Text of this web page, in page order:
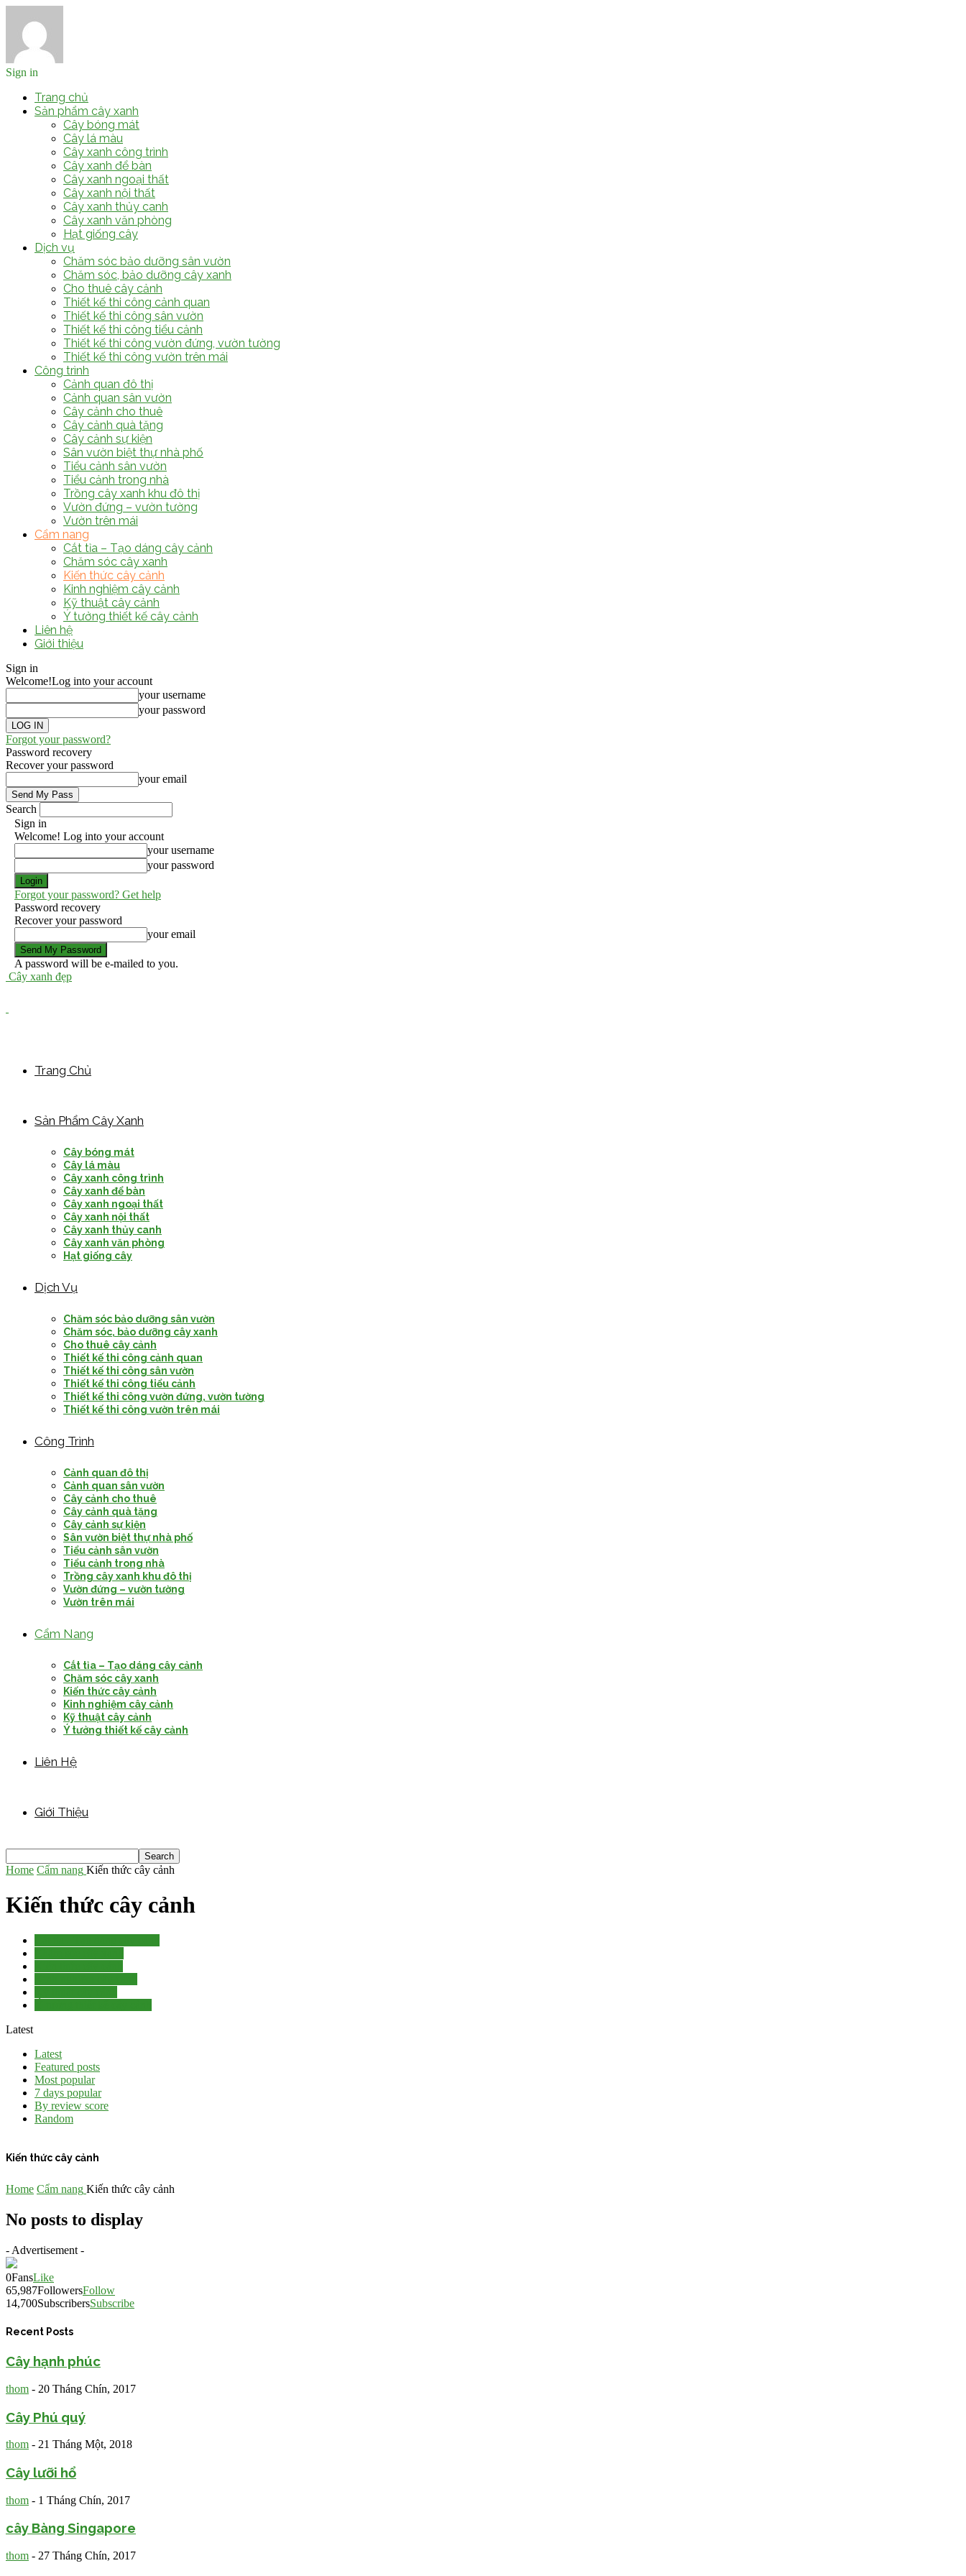
Sign in
Trang chủ
Sản phẩm cây xanh
Cây bóng mát
Cây lá màu
Cây xanh công trình
Cây xanh để bàn
Cây xanh ngoại thất
Cây xanh nội thất
Cây xanh thủy canh
Cây xanh văn phòng
Hạt giống cây
Dịch vụ
Chăm sóc bảo dưỡng sân vườn
Chăm sóc, bảo dưỡng cây xanh
Cho thuê cây cảnh
Thiết kế thi công cảnh quan
Thiết kế thi công sân vườn
Thiết kế thi công tiểu cảnh
Thiết kế thi công vườn đứng, vườn tường
Thiết kế thi công vườn trên mái
Công trình
Cảnh quan đô thị
Cảnh quan sân vườn
Cây cảnh cho thuê
Cây cảnh quà tặng
Cây cảnh sự kiện
Sân vườn biệt thự nhà phố
Tiểu cảnh sân vườn
Tiểu cảnh trong nhà
Trồng cây xanh khu đô thị
Vườn đứng – vườn tường
Vườn trên mái
Cẩm nang
Cắt tỉa – Tạo dáng cây cảnh
Chăm sóc cây xanh
Kiến thức cây cảnh
Kinh nghiệm cây cảnh
Kỹ thuật cây cảnh
Ý tưởng thiết kế cây cảnh
Liên hệ
Giới thiệu
Sign in
Welcome!Log into your account
your username
your password
Forgot your password?
Password recovery
Recover your password
your email
Search
Sign in
Welcome! Log into your account
your username
your password
Forgot your password? Get help
Password recovery
Recover your password
your email
A password will be e-mailed to you.
Cây xanh đẹp
Trang Chủ
Sản Phẩm Cây Xanh
Cây bóng mát
Cây lá màu
Cây xanh công trình
Cây xanh để bàn
Cây xanh ngoại thất
Cây xanh nội thất
Cây xanh thủy canh
Cây xanh văn phòng
Hạt giống cây
Dịch Vụ
Chăm sóc bảo dưỡng sân vườn
Chăm sóc, bảo dưỡng cây xanh
Cho thuê cây cảnh
Thiết kế thi công cảnh quan
Thiết kế thi công sân vườn
Thiết kế thi công tiểu cảnh
Thiết kế thi công vườn đứng, vườn tường
Thiết kế thi công vườn trên mái
Công Trình
Cảnh quan đô thị
Cảnh quan sân vườn
Cây cảnh cho thuê
Cây cảnh quà tặng
Cây cảnh sự kiện
Sân vườn biệt thự nhà phố
Tiểu cảnh sân vườn
Tiểu cảnh trong nhà
Trồng cây xanh khu đô thị
Vườn đứng – vườn tường
Vườn trên mái
Cẩm Nang
Cắt tỉa – Tạo dáng cây cảnh
Chăm sóc cây xanh
Kiến thức cây cảnh
Kinh nghiệm cây cảnh
Kỹ thuật cây cảnh
Ý tưởng thiết kế cây cảnh
Liên Hệ
Giới Thiệu
Home Cẩm nang Kiến thức cây cảnh
Kiến thức cây cảnh
Latest
Latest
Featured posts
Most popular
7 days popular
By review score
Random
Kiến thức cây cảnh
Home Cẩm nang Kiến thức cây cảnh
No posts to display
- Advertisement -
0FansLike
65,987FollowersFollow
14,700SubscribersSubscribe
Recent Posts
Cây hạnh phúc
thom - 20 Tháng Chín, 2017
Cây Phú quý
thom - 21 Tháng Một, 2018
Cây lưỡi hổ
thom - 1 Tháng Chín, 2017
cây Bàng Singapore
thom - 27 Tháng Chín, 2017